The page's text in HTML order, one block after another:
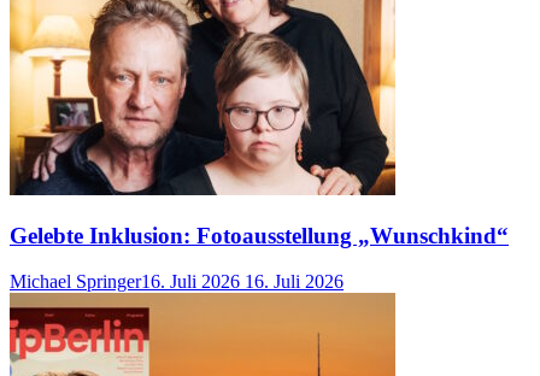
Gelebte Inklusion: Fotoausstellung „Wunschkind“
Michael Springer16. Juli 2026 16. Juli 2026